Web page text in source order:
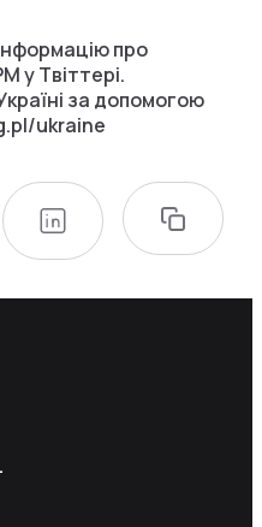
про
у Твіттері.
за допомогою
ukraine